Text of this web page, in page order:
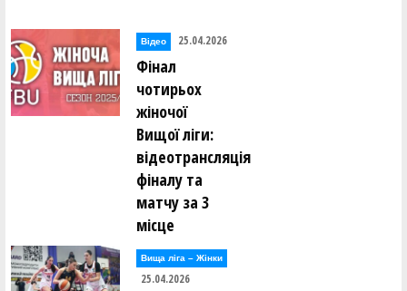
Відео 25.04.2026
Фінал
чотирьох
жіночої
Вищої ліги:
відеотрансляція
фіналу та
матчу за 3
місце
Вища лiга – Жiнки
25.04.2026